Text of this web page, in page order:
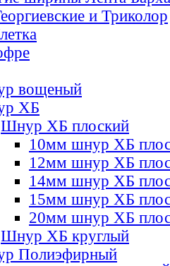
и Триколор
вощеный
ХБ
Шнур ХБ плоский
10мм шнур ХБ
12мм шнур ХБ
14мм шнур ХБ
15мм шнур ХБ
20мм шнур ХБ
Шнур ХБ круглый
Полиэфирный